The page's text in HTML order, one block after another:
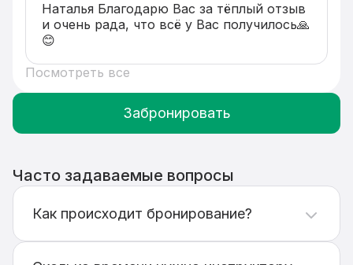
Наталья Благодарю Вас за тёплый отзыв
и очень рада, что всё у Вас получилось🙏
😊
Посмотреть все
Забронировать
Часто задаваемые вопросы
Как происходит бронирование?